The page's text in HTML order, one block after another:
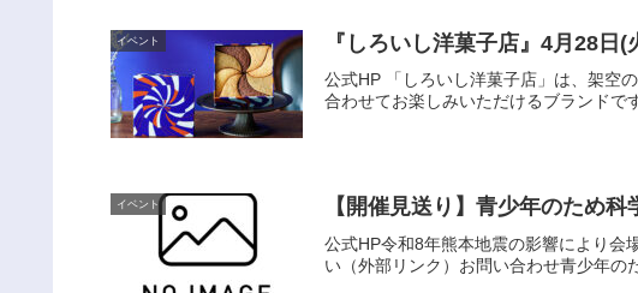
イベント 『しろいし洋菓子店』4月28
公式HP 「しろいし洋菓子店」は、架空
合わせてお楽しみいただけるブランド
イベント 【開催見送り】青少年のため
公式HP令和8年熊本地震の影響により会
い（外部リンク）お問い合わせ青少年